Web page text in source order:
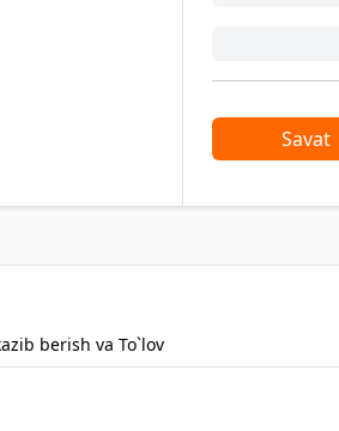
Savat
berish va To`lov